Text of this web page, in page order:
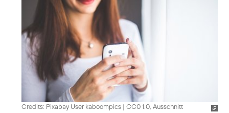
Credits: Pixabay User kaboompics | CC0 1.0, Ausschnitt